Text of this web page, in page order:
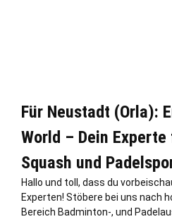
Für Neustadt (Orla):
World – Dein
Squash und
Hallo und toll, dass du
Experten! Stöbere bei uns nach
Bereich Badminton-, und